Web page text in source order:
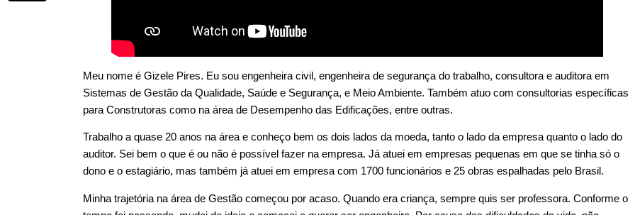
Meu nome é Gizele Pires. Eu sou engenheira civil, engenheira de segurança do trabalho, consultora e auditora em
Sistemas de Gestão da Qualidade, Saúde e Segurança, e Meio Ambiente. Também atuo com consultorias específicas
para Construtoras como na área de Desempenho das Edificações, entre outras.
Trabalho a quase 20 anos na área e conheço bem os dois lados da moeda, tanto o lado da empresa quanto o lado do
auditor. Sei bem o que é ou não é possível fazer na empresa. Já atuei em empresas pequenas em que se tinha só o
dono e o estagiário, mas também já atuei em empresa com 1700 funcionários e 25 obras espalhadas pelo Brasil.
Minha trajetória na área de Gestão começou por acaso. Quando era criança, sempre quis ser professora. Conforme o